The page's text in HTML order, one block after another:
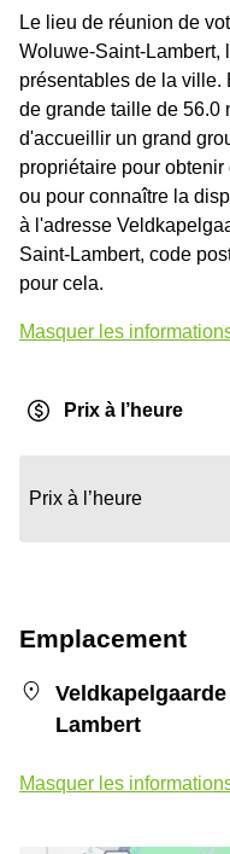
Le lieu de réunion de
Woluwe-Saint-Lambert,
présentables de la ville.
de grande taille de 56.0
d'accueillir un grand
propriétaire pour
ou pour connaître la
à l'adresse
Saint-Lambert, code
pour cela.
Masquer les
Prix à l’heure
Prix à l’heure
Emplacement
Lambert
Masquer les